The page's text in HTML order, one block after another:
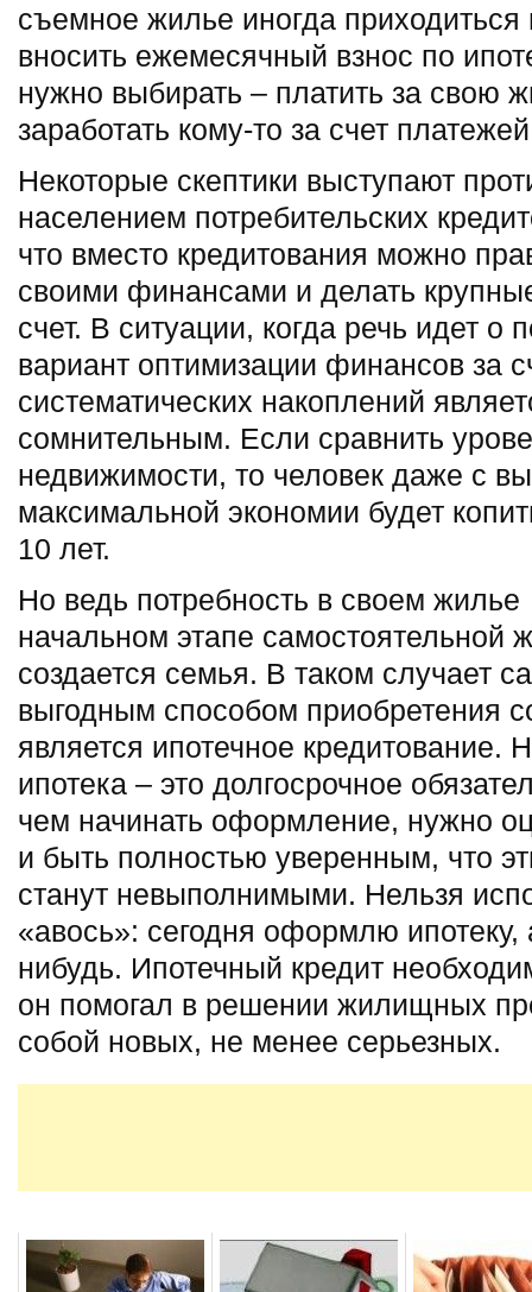
съемное жилье иногда
вносить ежемесячный взнос по
нужно выбирать – платить за свою
заработать кому-то за счет
Некоторые скептики выступают
населением потребительских
что вместо кредитования можно
своими финансами и делать
счет. В ситуации, когда речь идет о
вариант оптимизации финансов за
систематических накоплений
сомнительным. Если сравнить
недвижимости, то человек даже с
максимальной экономии будет
10 лет.
Но ведь потребность в своем
начальном этапе самостоятельной
создается семья. В таком случает
выгодным способом приобретения
является ипотечное кредитование.
ипотека – это долгосрочное
чем начинать оформление, нужно
и быть полностью уверенным, что
станут невыполнимыми. Нельзя
«авось»: сегодня оформлю ипотеку,
нибудь. Ипотечный кредит
он помогал в решении жилищных
собой новых, не менее серьезных.